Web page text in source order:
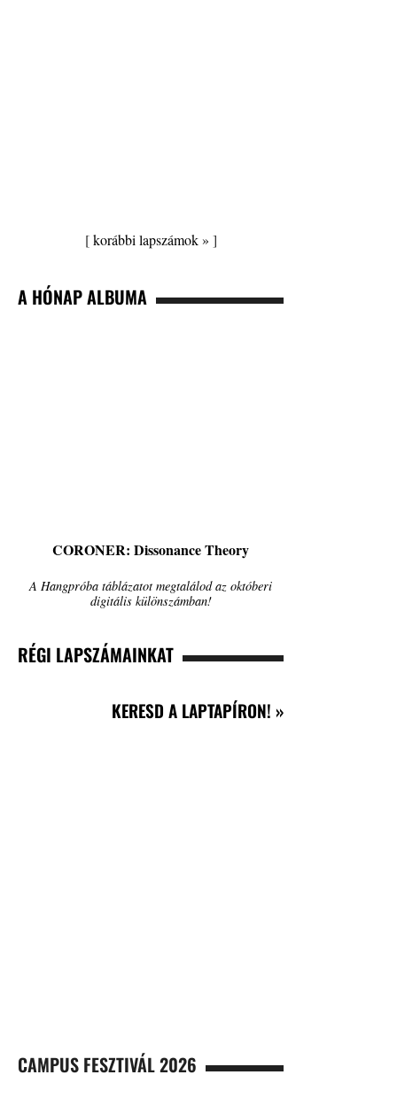
[korábbi lapszámok » ]
A HÓNAP ALBUMA
CORONER: Dissonance Theory
A Hangpróba táblázatot megtalálod az októberi
digitális különszámban!
RÉGI LAPSZÁMAINKAT
KERESD A LAPTAPÍRON! »
CAMPUS FESZTIVÁL 2026